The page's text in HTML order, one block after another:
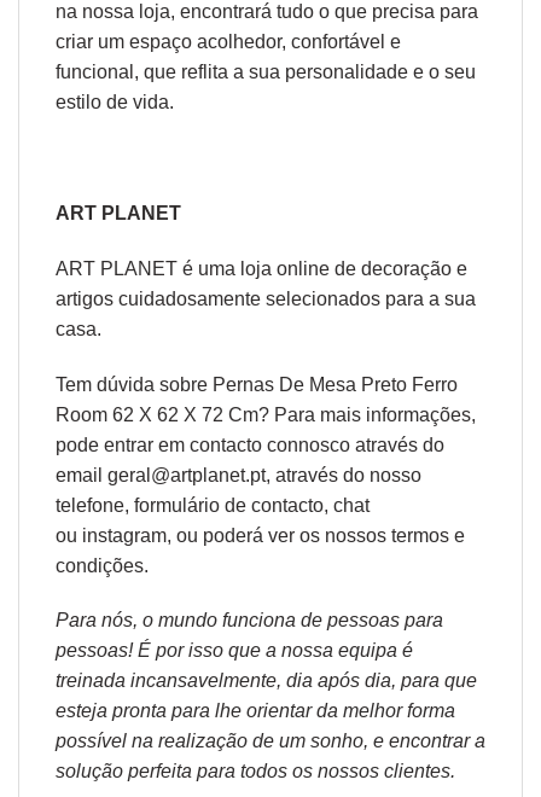
na nossa loja, encontrará tudo o que precisa para
criar um espaço acolhedor, confortável e
funcional, que reflita a sua personalidade e o seu
estilo de vida.
ART PLANET
ART PLANET é uma loja online de decoração e
artigos cuidadosamente selecionados para a sua
casa.
Tem dúvida sobre Pernas De Mesa Preto Ferro
Room 62 X 62 X 72 Cm? Para mais informações,
pode entrar em contacto connosco através do
email geral@artplanet.pt, através do nosso
telefone, formulário de contacto, chat
ou instagram, ou poderá ver os nossos termos e
condições.
Para nós, o mundo funciona de pessoas para
pessoas! É por isso que a nossa equipa é
treinada incansavelmente, dia após dia, para que
esteja pronta para lhe orientar da melhor forma
possível na realização de um sonho, e encontrar a
solução perfeita para todos os nossos clientes.